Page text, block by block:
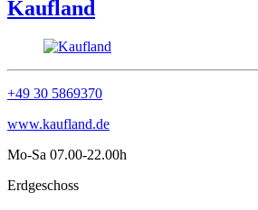
Kaufland
+49 30 5869370
www.kaufland.de
Mo-Sa 07.00-22.00h
Erdgeschoss